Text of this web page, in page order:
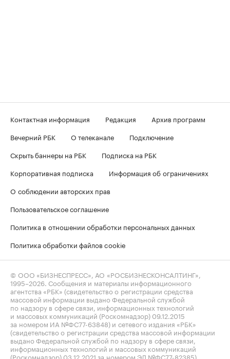
Контактная информация Редакция
Архив программ
Вечерний РБК
О телеканале
Подключение
Скрыть баннеры на РБК
Подписка на РБК
Корпоративная подписка
Информация об ограничениях
О соблюдении авторских прав
Пользовательское соглашение
Политика в отношении обработки персональных данных
Политика обработки файлов cookie
© ООО «БИЗНЕСПРЕСС», АО «РОСБИЗНЕСКОНСАЛТИНГ»,
1995–2026 . Сообщения и материалы информационного
агентства «РБК» (свидетельство о регистрации средства
массовой информации выдано Федеральной службой
по надзору в сфере связи, информационных технологий
и массовых коммуникаций (Роскомнадзор) 09.12.2015
за номером ИА №ФС77-63848) и сетевого издания «РБК»
(свидетельство о регистрации средства массовой информации
выдано Федеральной службой по надзору в сфере связи,
информационных технологий и массовых коммуникаций
(Роскомнадзор) 03.12.2021 за номером ЭЛ №ФС77-82385)